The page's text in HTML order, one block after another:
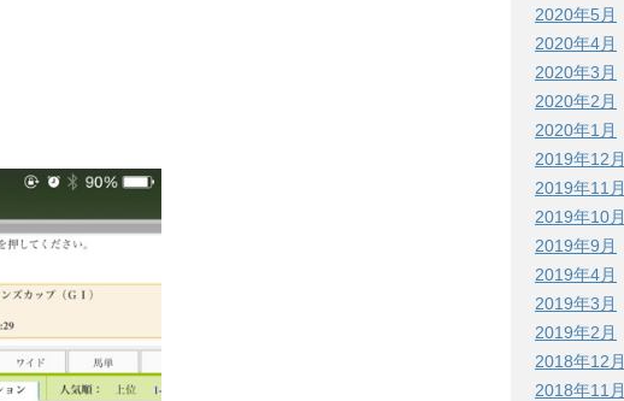
2020年5月
2020年4月
2020年3月
2020年2月
2020年1月
2019年12月
2019年11月
2019年10月
2019年9月
2019年4月
2019年3月
2019年2月
2018年12月
2018年11月